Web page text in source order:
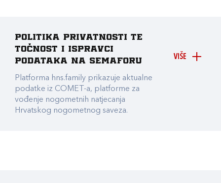
VIŠE
Politika privatnosti te
točnost i ispravci
podataka na Semaforu
Platforma hns.family prikazuje aktualne
podatke iz COMET-a, platforme za
vođenje nogometnih natjecanja
Hrvatskog nogometnog saveza.